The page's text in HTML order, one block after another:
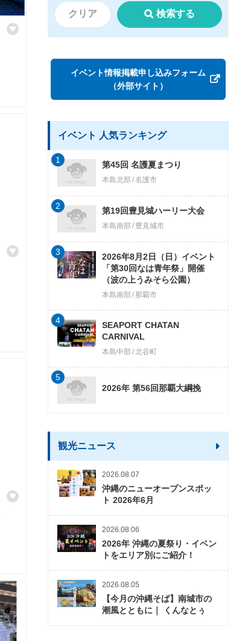
クリア 検索する
イベント情報掲載申し込みフォーム
（外部サイト）
イベント 人気ランキング
第45回 名護夏まつり
本島北部 名護市
1
第19回豊見城ハーリー大会
本島南部 豊見城市
2
2026年8月2日（日）イベント
「第30回なは青年祭」開催
（波の上うみそら公園）
本島南部 那覇市
3
SEAPORT CHATAN
CARNIVAL
本島中部 北谷町
4
2026年 第56回那覇大綱挽
5
観光ニュース
2026.08.07
沖縄のニューオープンスポッ
ト 2026年6月
2026.08.06
2026年 沖縄の夏祭り・イベン
トをエリア別にご紹介！
2026.08.05
【今月の沖縄そば】南城市の
潮風とともに｜ くんなとぅ